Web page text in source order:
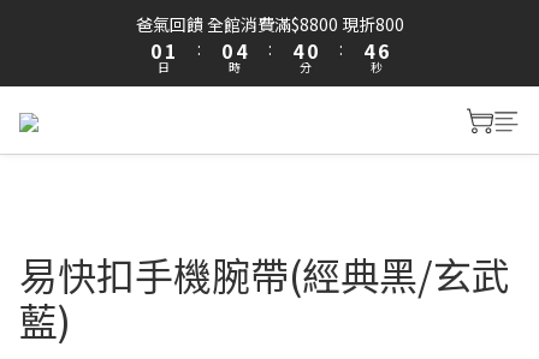
爸氣回饋 全館消費滿$8800 現折800
1
0
2
1
0
日
:
1
0
5
4
3
0
時
:
5
4
3
0
1
0
分
:
5
4
3
0
6
5
4
1
秒
易快扣手機腕帶(經典黑/玄武
藍)